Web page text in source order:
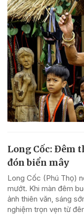
Long Cốc: Đêm
đón biển mây
Long Cốc (Phú Thọ)
mướt. Khi màn đêm
ảnh thiên văn, sáng
nghiệm trọn vẹn từ